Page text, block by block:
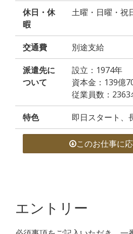
休日・休
暇
土曜・日曜・祝
交通費 別途支給
派遣先に
ついて
設立：1974年
資本金：139億
従業員数：2363
特色 即日スタート、
このお仕事に
エントリー